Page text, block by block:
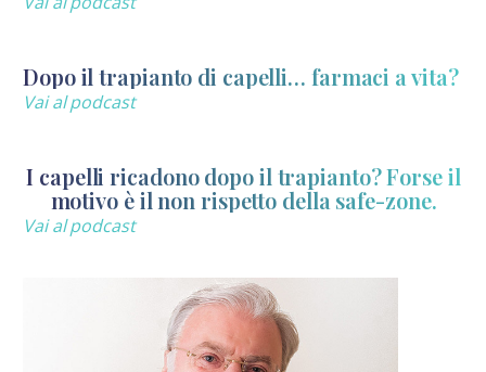
Dopo il trapianto di capelli… farmaci a vita?
Vai al podcast
I capelli ricadono dopo il trapianto? Forse il
motivo è il non rispetto della safe-zone.
Vai al podcast